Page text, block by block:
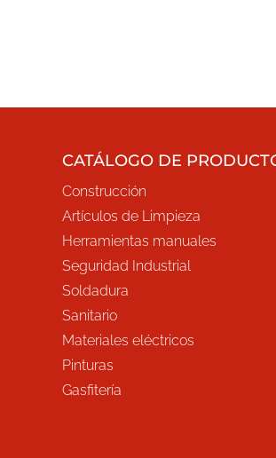
CATÁLOGO DE
Construcción
Artículos de Limpieza
Herramientas manuales
Seguridad Industrial
Soldadura
Sanitario
Materiales eléctricos
Pinturas
Gasfitería